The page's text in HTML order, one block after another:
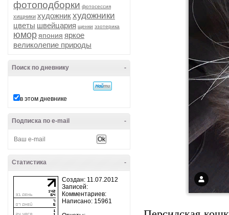
фотоподборки фотосессия
хищники художникхудожники
цветы швейцария щенки эзотерика
юмор япония яркое
великолепие природы
-
Поиск по дневнику
в этом дневнике
-
Подписка по e-mail
-
Статистика
Создан: 11.07.2012
Записей:
Комментариев:
Написано: 15961